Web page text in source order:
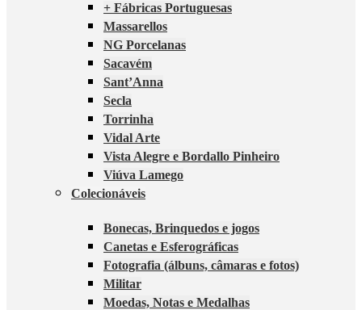
+ Fábricas Portuguesas
Massarellos
NG Porcelanas
Sacavém
Sant’Anna
Secla
Torrinha
Vidal Arte
Vista Alegre e Bordallo Pinheiro
Viúva Lamego
Colecionáveis
Bonecas, Brinquedos e jogos
Canetas e Esferográficas
Fotografia (álbuns, câmaras e fotos)
Militar
Moedas, Notas e Medalhas